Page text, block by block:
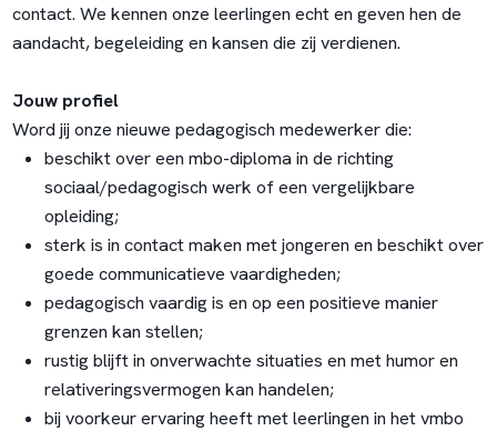
contact. We kennen onze leerlingen echt en geven hen de
aandacht, begeleiding en kansen die zij verdienen.
Jouw profiel
Word jij onze nieuwe pedagogisch medewerker die:
beschikt over een mbo-diploma in de richting
sociaal/pedagogisch werk of een vergelijkbare
opleiding;
sterk is in contact maken met jongeren en beschikt over
goede communicatieve vaardigheden;
pedagogisch vaardig is en op een positieve manier
grenzen kan stellen;
rustig blijft in onverwachte situaties en met humor en
relativeringsvermogen kan handelen;
bij voorkeur ervaring heeft met leerlingen in het vmbo